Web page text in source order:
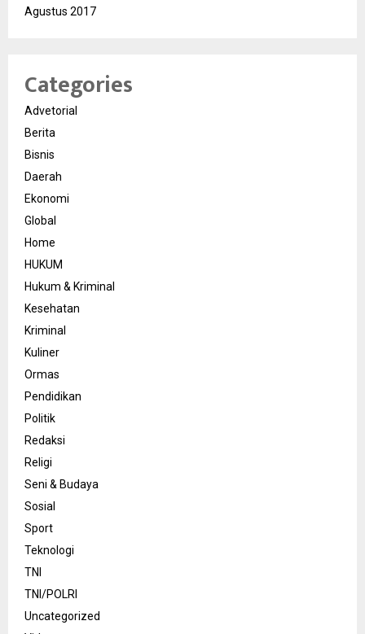
Agustus 2017
Categories
Advetorial
Berita
Bisnis
Daerah
Ekonomi
Global
Home
HUKUM
Hukum & Kriminal
Kesehatan
Kriminal
Kuliner
Ormas
Pendidikan
Politik
Redaksi
Religi
Seni & Budaya
Sosial
Sport
Teknologi
TNI
TNI/POLRI
Uncategorized